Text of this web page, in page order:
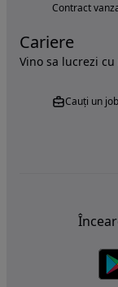
Contract
Cariere
Vino sa lucrezi cu
Cauți un